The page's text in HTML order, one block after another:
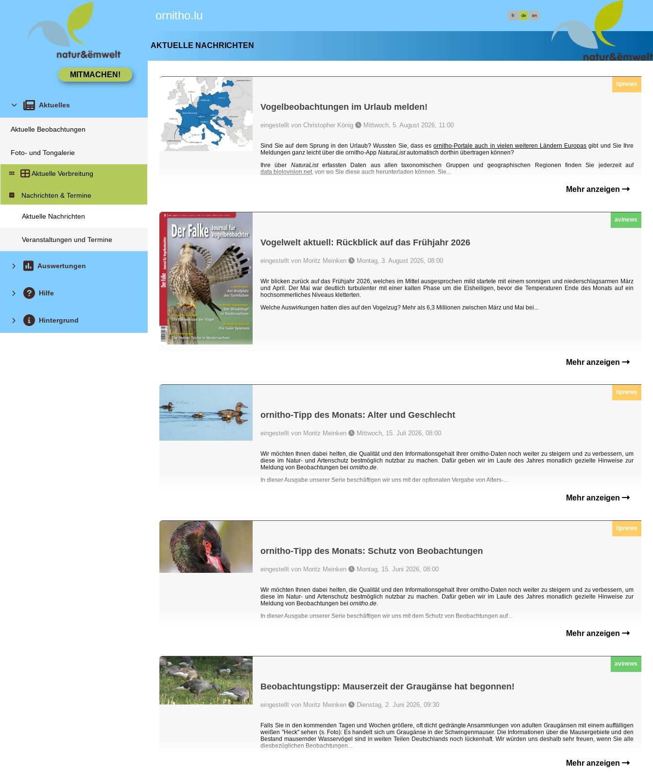
ornitho.lu fr de en
Aktuelles
Aktuelle Beobachtungen
Foto- und Tongalerie
Aktuelle Verbreitung
Nachrichten & Termine
Aktuelle Nachrichten
Veranstaltungen und Termine
Auswertungen
Hilfe
Hintergrund
AKTUELLE NACHRICHTEN
tipnews
Vogelbeobachtungen im Urlaub melden!
eingestellt von Christopher König Mittwoch, 5. August 2026, 11:00
Sind Sie auf dem Sprung in den Urlaub? Wussten Sie, dass esornitho-Portale auch in vielen weiteren Ländern Europas gibt und Sie Ihre
Meldungen ganz leicht über die ornitho-App NaturaListautomatisch dorthin übertragen können?
Ihre über NaturaListerfassten Daten aus allen taxonomischen Gruppen und geographischen Regionen finden Sie jederzeit auf
data.biolovision.net , von wo Sie diese auch herunterladen können. Sie...
Mehr anzeigen
avinews
Vogelwelt aktuell: Rückblick auf das Frühjahr 2026
eingestellt von Moritz Meinken Montag, 3. August 2026, 08:00
Wir blicken zurück auf das Frühjahr 2026, welches im Mittel ausgesprochen mild startete mit einem sonnigen und niederschlagsarmen März
und April. Der Mai war deutlich turbulenter mit einer kalten Phase um die Eisheiligen, bevor die Temperaturen Ende des Monats auf ein
hochsommerliches Niveaus kletterten.
Welche Auswirkungen hatten dies auf den Vogelzug? Mehr als 6,3 Millionen zwischen März und Mai bei...
Mehr anzeigen
tipnews
ornitho-Tipp des Monats: Alter und Geschlecht
eingestellt von Moritz Meinken Mittwoch, 15. Juli 2026, 08:00
Wir möchten Ihnen dabei helfen, die Qualität und den Informationsgehalt Ihrer ornitho-Daten noch weiter zu steigern und zu verbessern, um
diese im Natur- und Artenschutz bestmöglich nutzbar zu machen. Dafür geben wir im Laufe des Jahres monatlich gezielte Hinweise zur
Meldung von Beobachtungen bei ornitho.de.
In dieser Ausgabe unserer Serie beschäftigen wir uns mit der optionalen Vergabe von Alters-...
Mehr anzeigen
tipnews
ornitho-Tipp des Monats: Schutz von Beobachtungen
eingestellt von Moritz Meinken Montag, 15. Juni 2026, 08:00
Wir möchten Ihnen dabei helfen, die Qualität und den Informationsgehalt Ihrer ornitho-Daten noch weiter zu steigern und zu verbessern, um
diese im Natur- und Artenschutz bestmöglich nutzbar zu machen. Dafür geben wir im Laufe des Jahres monatlich gezielte Hinweise zur
Meldung von Beobachtungen bei ornitho.de
In dieser Ausgabe unserer Serie beschäftigen wir uns mit dem Schutz von Beobachtungen auf...
Mehr anzeigen
avinews
Beobachtungstipp: Mauserzeit der Graugänse hat begonnen!
eingestellt von Moritz Meinken Dienstag, 2. Juni 2026, 09:30
Falls Sie in den kommenden Tagen und Wochen größere, oft dicht gedrängte Ansammlungen von adulten Graugänsen mit einem auffälligen
weißen "Heck" sehen (s. Foto): Es handelt sich um Graugänse in der Schwingenmauser. Die Informationen über die Mausergebiete und den
Bestand mausernder Wasservögel sind in weiten Teilen Deutschlands noch lückenhaft. Wir würden uns deshalb sehr freuen, wenn Sie alle
diesbezüglichen Beobachtungen...
Mehr anzeigen